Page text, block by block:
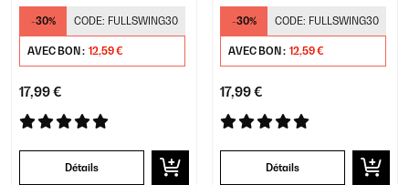
-30% CODE: FULLSWING30
AVEC BON : 12,59 €
17,99 €
Détails
300 ml
-30% CODE: FULLSWING30
AVEC BON : 12,59 €
17,99 €
Détails